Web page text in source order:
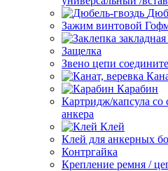
Зажим винтовой
Защелка
Звено цепи
Карабин
Картридж/капсула со
анкера
Клей
Клей для анкерных
Контргайка
Крепление ремня /